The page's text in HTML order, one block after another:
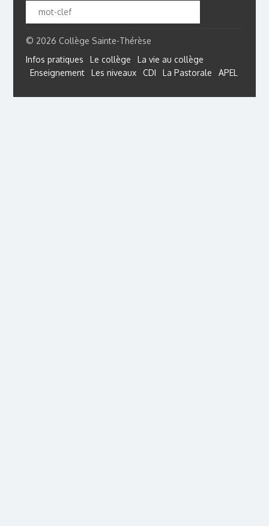
© 2026 Collège Sainte-Thérèse
Infos pratiques
Le collège
La vie au collège
Enseignement
Les niveaux CDI La Pastorale APEL